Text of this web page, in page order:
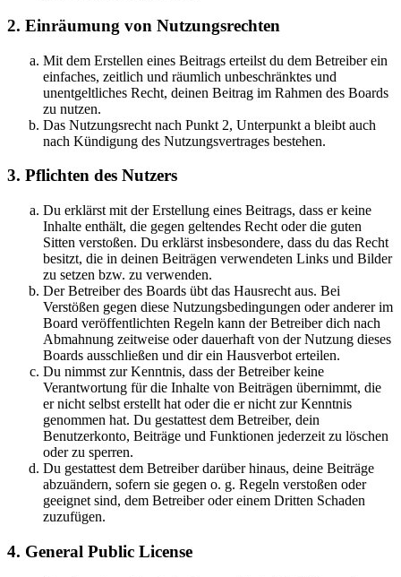
2. Einräumung von Nutzungsrechten
Mit dem Erstellen eines Beitrags erteilst du dem Betreiber ein
einfaches, zeitlich und räumlich unbeschränktes und
unentgeltliches Recht, deinen Beitrag im Rahmen des Boards
zu nutzen.
Das Nutzungsrecht nach Punkt 2, Unterpunkt a bleibt auch
nach Kündigung des Nutzungsvertrages bestehen.
3. Pflichten des Nutzers
Du erklärst mit der Erstellung eines Beitrags, dass er keine
Inhalte enthält, die gegen geltendes Recht oder die guten
Sitten verstoßen. Du erklärst insbesondere, dass du das Recht
besitzt, die in deinen Beiträgen verwendeten Links und Bilder
zu setzen bzw. zu verwenden.
Der Betreiber des Boards übt das Hausrecht aus. Bei
Verstößen gegen diese Nutzungsbedingungen oder anderer im
Board veröffentlichten Regeln kann der Betreiber dich nach
Abmahnung zeitweise oder dauerhaft von der Nutzung dieses
Boards ausschließen und dir ein Hausverbot erteilen.
Du nimmst zur Kenntnis, dass der Betreiber keine
Verantwortung für die Inhalte von Beiträgen übernimmt, die
er nicht selbst erstellt hat oder die er nicht zur Kenntnis
genommen hat. Du gestattest dem Betreiber, dein
Benutzerkonto, Beiträge und Funktionen jederzeit zu löschen
oder zu sperren.
Du gestattest dem Betreiber darüber hinaus, deine Beiträge
abzuändern, sofern sie gegen o. g. Regeln verstoßen oder
geeignet sind, dem Betreiber oder einem Dritten Schaden
zuzufügen.
4. General Public License